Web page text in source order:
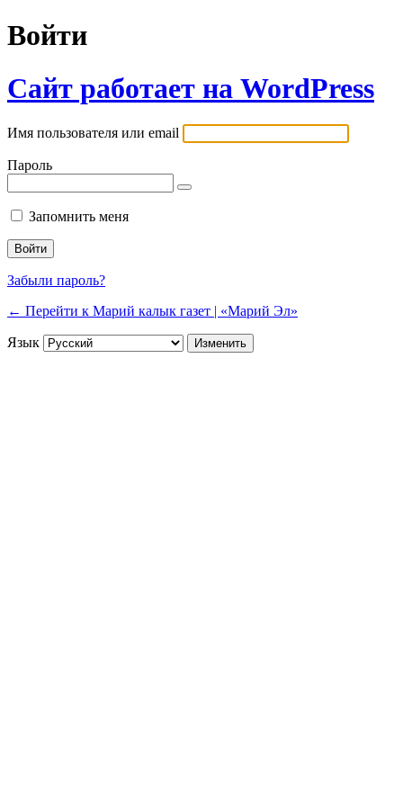
Войти
Сайт работает на WordPress
Имя пользователя или email
Пароль
Запомнить меня
Забыли пароль?
← Перейти к Марий калык газет | «Марий Эл»
Язык